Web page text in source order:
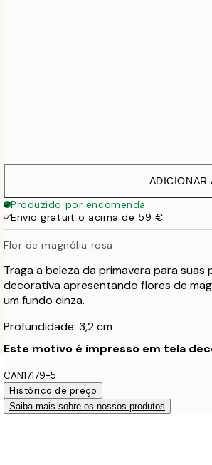
ADICIONAR
Produzido por encomenda
Envio gratuit o acima de 59 €
Flor de magnólia rosa
Traga a beleza da primavera para
decorativa apresentando flores de
um fundo cinza.
Profundidade: 3,2 cm
Este motivo é impresso em tela
CAN17179-5
Histórico de preço
Saiba mais sobre os nossos produtos